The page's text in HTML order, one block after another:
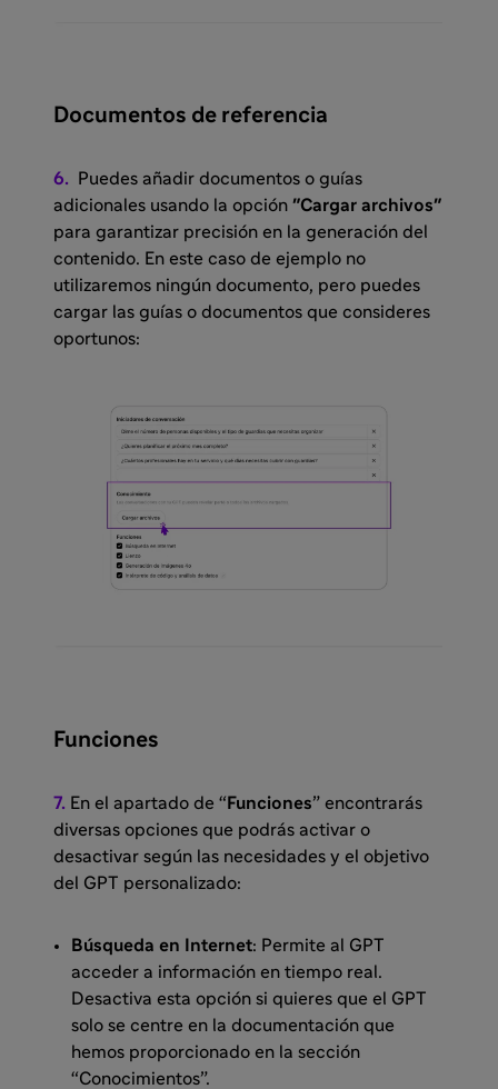
Documentos de referencia
6.
Puedes añadir documentos o guías
adicionales usando la opción "Cargar archivos"
para garantizar precisión en la generación del
contenido. En este caso de ejemplo no
utilizaremos ningún documento, pero puedes
cargar las guías o documentos que consideres
oportunos:
Funciones
7. En el apartado de “ Funciones” encontrarás
diversas opciones que podrás activar o
desactivar según las necesidades y el objetivo
del GPT personalizado:
Búsqueda en Internet: Permite al GPT
acceder a información en tiempo real.
Desactiva esta opción si quieres que el GPT
solo se centre en la documentación que
hemos proporcionado en la sección
“Conocimientos”.